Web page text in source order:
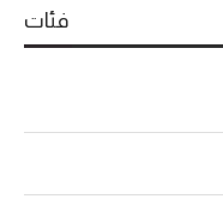
فئات